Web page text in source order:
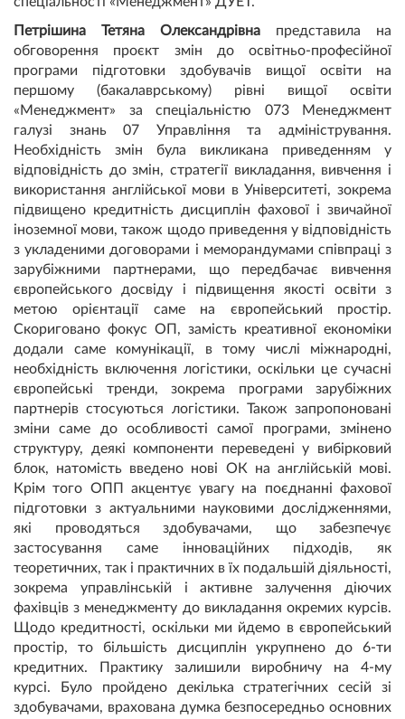
Петрішина Тетяна Олександрівна представила на
обговорення проєкт змін до освітньо-професійної
програми підготовки здобувачів вищої освіти на
першому (бакалаврському) рівні вищої освіти
«Менеджмент» за спеціальністю 073 Менеджмент
галузі знань 07 Управління та адміністрування.
Необхідність змін була викликана приведенням у
відповідність до змін, стратегії викладання, вивчення і
використання англійської мови в Університеті, зокрема
підвищено кредитність дисциплін фахової і звичайної
іноземної мови, також щодо приведення у відповідність
з укладеними договорами і меморандумами співпраці з
зарубіжними партнерами, що передбачає вивчення
європейського досвіду і підвищення якості освіти з
метою орієнтації саме на європейський простір.
Скориговано фокус ОП, замість креативної економіки
додали саме комунікації, в тому числі міжнародні,
необхідність включення логістики, оскільки це сучасні
європейські тренди, зокрема програми зарубіжних
партнерів стосуються логістики. Також запропоновані
зміни саме до особливості самої програми, змінено
структуру, деякі компоненти переведені у вибірковий
блок, натомість введено нові ОК на англійській мові.
Крім того ОПП акцентує увагу на поєднанні фахової
підготовки з актуальними науковими дослідженнями,
які проводяться здобувачами, що забезпечує
застосування саме інноваційних підходів, як
теоретичних, так і практичних в їх подальшій діяльності,
зокрема управлінській і активне залучення діючих
фахівців з менеджменту до викладання окремих курсів.
Щодо кредитності, оскільки ми йдемо в європейський
простір, то більшість дисциплін укрупнено до 6-ти
кредитних. Практику залишили виробничу на 4-му
курсі. Було пройдено декілька стратегічних сесій зі
здобувачами, врахована думка безпосередньо основних